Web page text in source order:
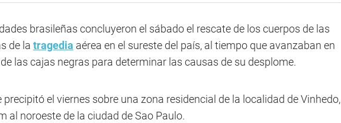
brasileñas concluyeron el sábado el rescate de los cuerpos de las
de la tragedia aérea en el sureste del país, al tiempo que avanzaban en
las cajas negras para determinar las causas de su desplome.
precipitó el viernes sobre una zona residencial de la localidad de Vinhedo,
al noroeste de la ciudad de Sao Paulo.